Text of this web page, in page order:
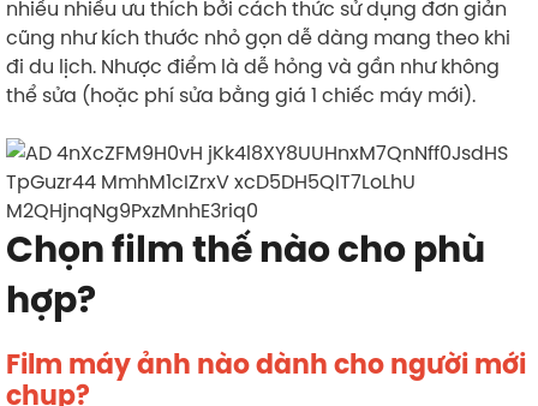
nhiều nhiều ưu thích bởi cách thức sử dụng đơn giản
cũng như kích thước nhỏ gọn dễ dàng mang theo khi
đi du lịch. Nhược điểm là dễ hỏng và gần như không
thể sửa (hoặc phí sửa bằng giá 1 chiếc máy mới).
Chọn film thế nào cho phù
hợp?
Film máy ảnh nào dành cho người mới
chụp?